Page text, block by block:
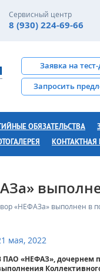
Сервисный центр
8 (930) 224-69-66
Заявка на
Запросить
ОБЯЗАТЕЛЬСТВА
«НЕФАЗа» выполнен в
мая, 2022
ПАО «НЕФАЗ», дочернем